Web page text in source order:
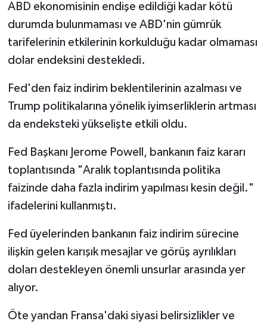
ABD ekonomisinin endişe edildiği kadar kötü
durumda bulunmaması ve ABD'nin gümrük
tarifelerinin etkilerinin korkulduğu kadar olmaması
dolar endeksini destekledi.
Fed'den faiz indirim beklentilerinin azalması ve
Trump politikalarına yönelik iyimserliklerin artması
da endeksteki yükselişte etkili oldu.
Fed Başkanı Jerome Powell, bankanın faiz kararı
toplantısında "Aralık toplantısında politika
faizinde daha fazla indirim yapılması kesin değil."
ifadelerini kullanmıştı.
Fed üyelerinden bankanın faiz indirim sürecine
ilişkin gelen karışık mesajlar ve görüş ayrılıkları
doları destekleyen önemli unsurlar arasında yer
alıyor.
Öte yandan Fransa'daki siyasi belirsizlikler ve